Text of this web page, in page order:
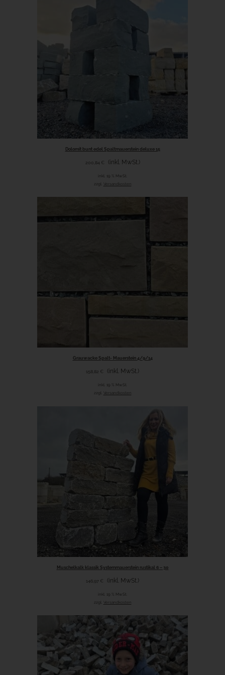
Dolomit bunt edel Spaltmauerstein deluxe 15
200,84 € (inkl. MwSt.)
inkl. 19 % MwSt.
zzgl. Versandkosten
Grauwacke Spalt- Mauerstein 4/9/14
158,82 € (inkl. MwSt.)
inkl. 19 % MwSt.
zzgl. Versandkosten
Muschelkalk klassik Systemmauerstein rustikal 6 – 30
146,97 € (inkl. MwSt.)
inkl. 19 % MwSt.
zzgl.
Versandkosten